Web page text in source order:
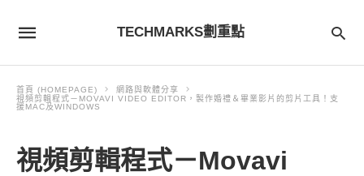
TECHMARKS劃重點
首頁 (HOMEPAGE)
網路與軟體分享
視頻剪輯程式－MOVAVI VIDEO EDITOR，製作婚禮＆畢業影片的剪片工具！支
援MAC及WINDOWS
視頻剪輯程式－Movavi